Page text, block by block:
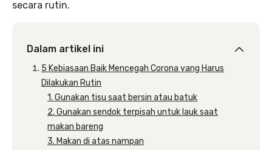
secara rutin.
Dalam artikel ini
5 Kebiasaan Baik Mencegah Corona yang Harus
Dilakukan Rutin
1. Gunakan tisu saat bersin atau batuk
2. Gunakan sendok terpisah untuk lauk saat
makan bareng
3. Makan di atas nampan